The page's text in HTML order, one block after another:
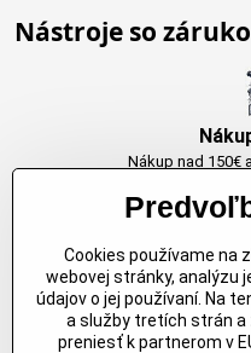
Nástroje so
Nákup nad 150€
Originálne
Každy produkt je vytvoreny pre
Cookies používame na
webovej stránky, analýzu
údajov o jej používaní. Na
a služby tretích strán a
preniesť k partnerom v